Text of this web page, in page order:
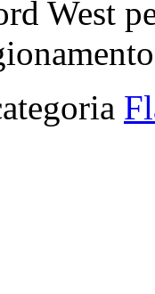
West